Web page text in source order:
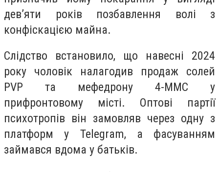
дев’яти років позбавлення волі з
конфіскацією майна.
Слідство встановило, що навесні 2024
року чоловік налагодив продаж солей
PVP та мефедрону 4-ММС у
прифронтовому місті. Оптові партії
психотропів він замовляв через одну з
платформ у Telegram, а фасуванням
займався вдома у батьків.